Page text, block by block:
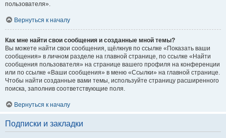
пользователя».
Вернуться к началу
Как мне найти свои сообщения и созданные мной темы?
Вы можете найти свои сообщения, щёлкнув по ссылке «Показать ваши
сообщения» в личном разделе на главной странице, по ссылке «Найти
сообщения пользователя» на странице вашего профиля на конференции
или по ссылке «Ваши сообщения» в меню «Ссылки» на главной странице.
Чтобы найти созданные вами темы, используйте страницу расширенного
поиска, заполнив соответствующие поля.
Вернуться к началу
Подписки и закладки